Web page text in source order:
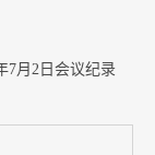
7月2日会议纪录